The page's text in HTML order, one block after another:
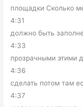
площадки Сколько
4:31
должно быть
4:33
прозрачными этими
4:36
сделать потом там
4:37